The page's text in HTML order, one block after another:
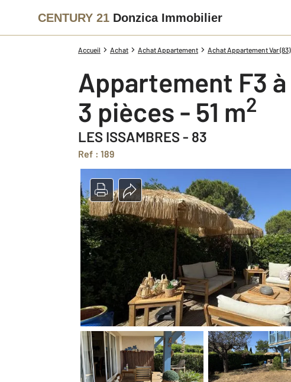
CENTURY 21 Donzica Immobilier
Accueil Achat Achat Appartement Achat Appartement Var (83)
Appartement F3
3 pièces - 51 m2
LES ISSAMBRES - 83
Ref : 189